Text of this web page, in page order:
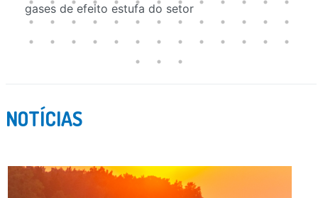
gases de efeito estufa do setor
NOTÍCIAS